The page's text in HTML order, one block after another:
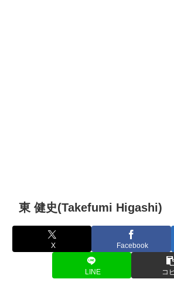
東 健史(Takefumi Higashi)
X Facebook
LINE コ